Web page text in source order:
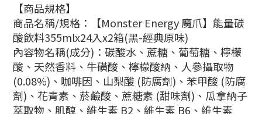
【商品規格】
商品名稱/規格：【Monster Energy 魔爪】能量碳
酸飲料355mlx24入x2箱(黑-經典原味)
內容物名稱(成分)：碳酸水、蔗糖、葡萄糖、檸檬
酸、天然香料、牛磺酸、檸檬酸納、人參攝取物
(0.08%)、咖啡因、山梨酸 (防腐劑)、苯甲酸 (防腐
劑)、花青素、菸鹼酸、蔗糖素 (甜味劑)、瓜拿納子
萃取物、肌醇、維生素 B2、維生素 B6、維生素